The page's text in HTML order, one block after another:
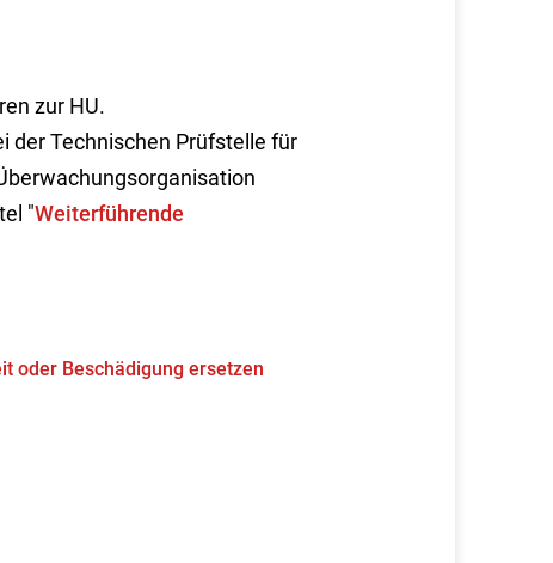
zur HU.
der Technischen Prüfstelle für
"Weiterführende
oder Beschädigung ersetzen